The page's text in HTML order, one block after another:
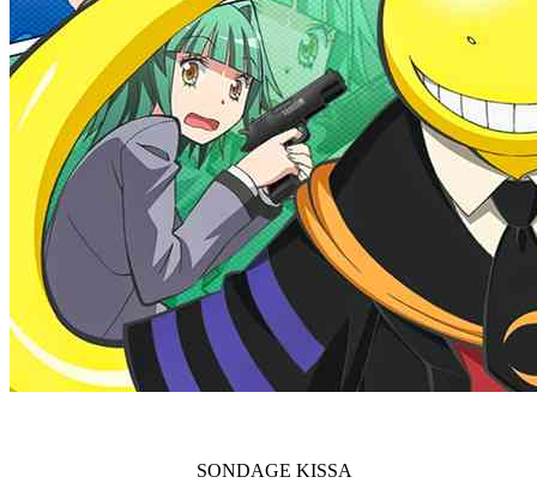
SONDAGE KISSA